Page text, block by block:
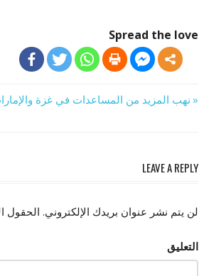
Spread the love
Previous
نهب المزيد من المساعدات في غزة
LEAVE A REPLY
لن يتم نشر عنوان بريدك الإلكتروني. الحقول
التعليق